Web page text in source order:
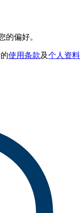
的偏好。
使用条款及个人资料